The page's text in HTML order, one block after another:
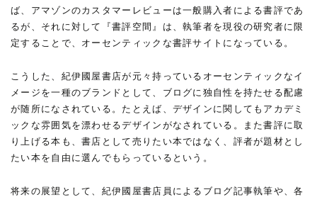
ば、アマゾンのカスタマーレビューは一般購入者による書評であ
るが、それに対して『書評空間』は、執筆者を現役の研究者に限
定することで、オーセンティックな書評サイトになっている。
こうした、紀伊國屋書店が元々持っているオーセンティックなイ
メージを一種のブランドとして、ブログに独自性を持たせる配慮
が随所になされている。たとえば、デザインに関してもアカデミ
ックな雰囲気を漂わせるデザインがなされている。また書評に取
り上げる本も、書店として売りたい本ではなく、評者が題材とし
たい本を自由に選んでもらっているという。
将来の展望として、紀伊國屋書店員によるブログ記事執筆や、各